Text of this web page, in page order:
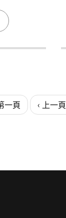
一頁 ‹ 上一頁